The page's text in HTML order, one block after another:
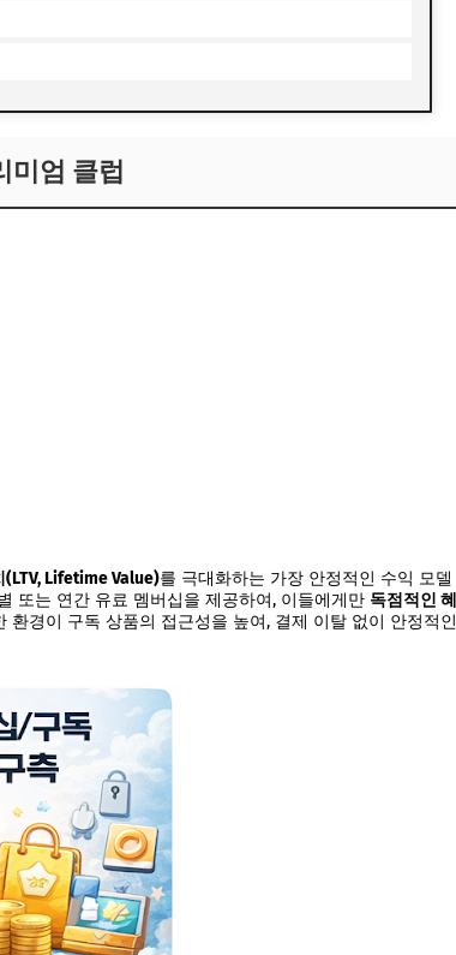
미엄 클럽
Lifetime Value)를 극대화하는 가장 안정적인 수익 모델
또는 연간 유료 멤버십을 제공하여, 이들에게만 독점적인 혜
경이 구독 상품의 접근성을 높여, 결제 이탈 없이 안정적인